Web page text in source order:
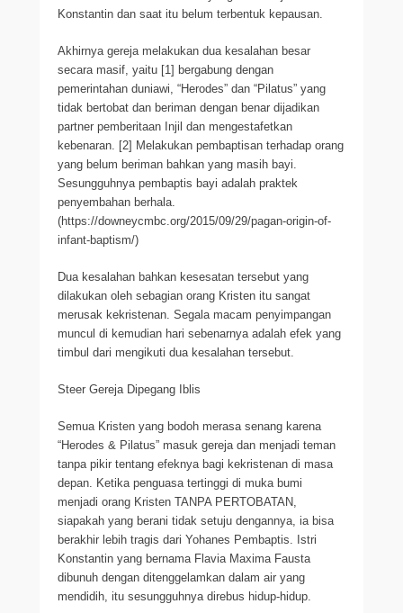
Konstantin dan saat itu belum terbentuk kepausan.
Akhirnya gereja melakukan dua kesalahan besar
secara masif, yaitu [1] bergabung dengan
pemerintahan duniawi, “Herodes” dan “Pilatus” yang
tidak bertobat dan beriman dengan benar dijadikan
partner pemberitaan Injil dan mengestafetkan
kebenaran. [2] Melakukan pembaptisan terhadap orang
yang belum beriman bahkan yang masih bayi.
Sesungguhnya pembaptis bayi adalah praktek
penyembahan berhala.
(https://downeycmbc.org/2015/09/29/pagan-origin-of-
infant-baptism/)
Dua kesalahan bahkan kesesatan tersebut yang
dilakukan oleh sebagian orang Kristen itu sangat
merusak kekristenan. Segala macam penyimpangan
muncul di kemudian hari sebenarnya adalah efek yang
timbul dari mengikuti dua kesalahan tersebut.
Steer Gereja Dipegang Iblis
Semua Kristen yang bodoh merasa senang karena
“Herodes & Pilatus” masuk gereja dan menjadi teman
tanpa pikir tentang efeknya bagi kekristenan di masa
depan. Ketika penguasa tertinggi di muka bumi
menjadi orang Kristen TANPA PERTOBATAN,
siapakah yang berani tidak setuju dengannya, ia bisa
berakhir lebih tragis dari Yohanes Pembaptis. Istri
Konstantin yang bernama Flavia Maxima Fausta
dibunuh dengan ditenggelamkan dalam air yang
mendidih, itu sesungguhnya direbus hidup-hidup.